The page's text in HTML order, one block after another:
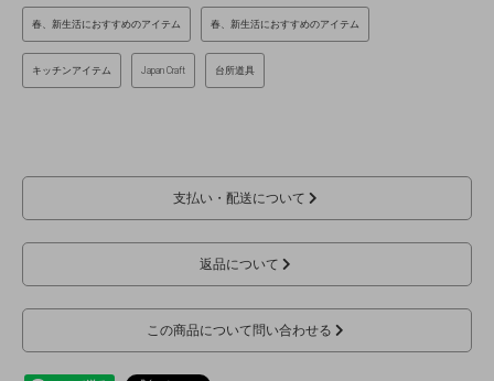
春、新生活におすすめのアイテム 春、新生活におすすめのアイテム
キッチンアイテム Japan Craft 台所道具
支払い・配送について
返品について
この商品について問い合わせる